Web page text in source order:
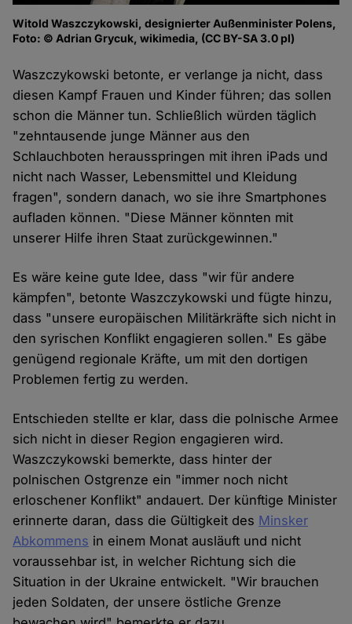
Witold Waszczykowski, designierter Außenminister Polens,
Foto: © Adrian Grycuk, wikimedia, (CC BY-SA 3.0 pl)
Waszczykowski betonte, er verlange ja nicht, dass
diesen Kampf Frauen und Kinder führen; das sollen
schon die Männer tun. Schließlich würden täglich
"zehntausende junge Männer aus den
Schlauchboten herausspringen mit ihren iPads und
nicht nach Wasser, Lebensmittel und Kleidung
fragen", sondern danach, wo sie ihre Smartphones
aufladen können. "Diese Männer könnten mit
unserer Hilfe ihren Staat zurückgewinnen."
Es wäre keine gute Idee, dass "wir für andere
kämpfen", betonte Waszczykowski und fügte hinzu,
dass "unsere europäischen Militärkräfte sich nicht in
den syrischen Konflikt engagieren sollen." Es gäbe
genügend regionale Kräfte, um mit den dortigen
Problemen fertig zu werden.
Entschieden stellte er klar, dass die polnische Armee
sich nicht in dieser Region engagieren wird.
Waszczykowski bemerkte, dass hinter der
polnischen Ostgrenze ein "immer noch nicht
erloschener Konflikt" andauert. Der künftige Minister
erinnerte daran, dass die Gültigkeit des Minsker
Abkommens in einem Monat ausläuft und nicht
voraussehbar ist, in welcher Richtung sich die
Situation in der Ukraine entwickelt. "Wir brauchen
jeden Soldaten, der unsere östliche Grenze